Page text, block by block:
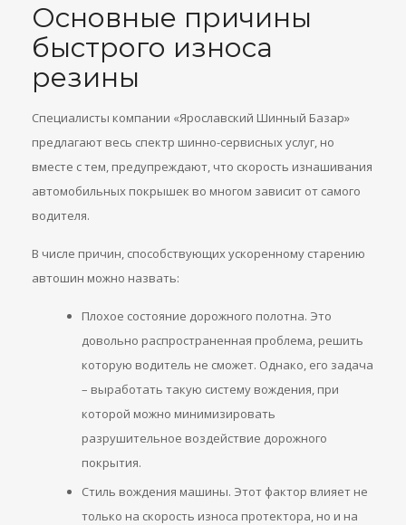
Основные причины
быстрого износа
резины
Специалисты компании «Ярославский Шинный Базар»
предлагают весь спектр шинно-сервисных услуг, но
вместе с тем, предупреждают, что скорость изнашивания
автомобильных покрышек во многом зависит от самого
водителя.
В числе причин, способствующих ускоренному старению
автошин можно назвать:
Плохое состояние дорожного полотна. Это
довольно распространенная проблема, решить
которую водитель не сможет. Однако, его задача
– выработать такую систему вождения, при
которой можно минимизировать
разрушительное воздействие дорожного
покрытия.
Стиль вождения машины. Этот фактор влияет не
только на скорость износа протектора, но и на